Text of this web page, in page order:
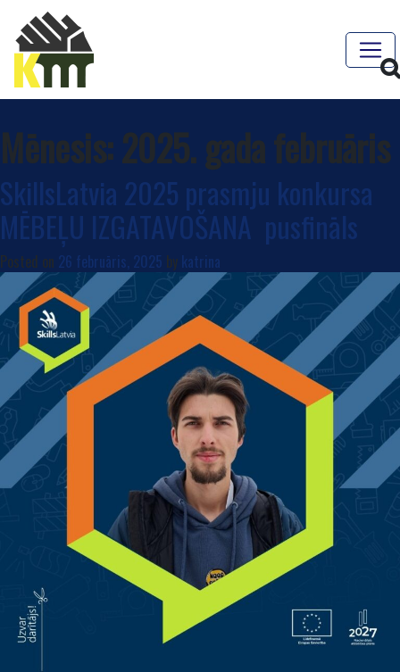
Mēnesis:2025. gada februāris
SkillsLatvia 2025 prasmju konkursa
MĒBEĻU IZGATAVOŠANA pusfināls
Posted on 26 februāris, 2025 by katrina